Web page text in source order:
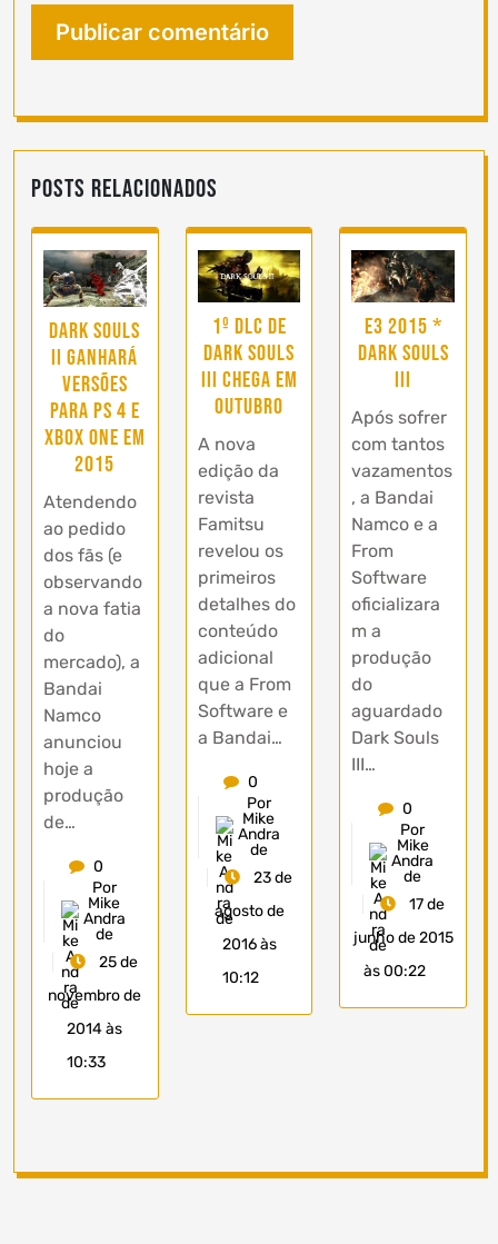
Posts Relacionados
Dark Souls
II ganhará
versões
para PS 4 e
Xbox One em
2015
Atendendo
ao pedido
dos fãs (e
observando
a nova fatia
do
mercado), a
Bandai
Namco
anunciou
hoje a
produção
de…
0
Por
Mike
Andra
de
25 de
novembro de
2014 às
10:33
1º DLC de
Dark Souls
III chega em
Outubro
A nova
edição da
revista
Famitsu
revelou os
primeiros
detalhes do
conteúdo
adicional
que a From
Software e
a Bandai…
0
Por
Mike
Andra
de
23 de
agosto de
2016 às
10:12
E3 2015 *
Dark Souls
III
Após sofrer
com tantos
vazamentos
, a Bandai
Namco e a
From
Software
oficializara
m a
produção
do
aguardado
Dark Souls
III…
0
Por
Mike
Andra
de
17 de
junho de 2015
às 00:22